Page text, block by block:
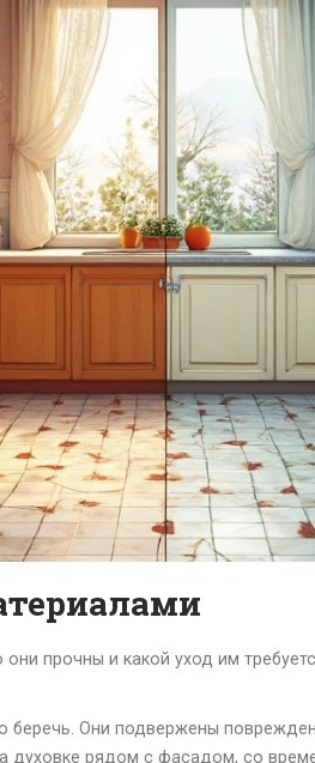
прочны и какой уход им
Они подвержены
духовке рядом с фасадом, со